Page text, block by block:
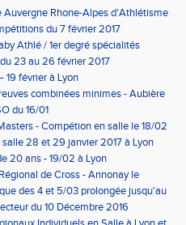
Auvergne Rhone-Alpes d'Athlétisme
du 7 février 2017
Athlé / 1er degré spécialités
23 au 26 février 2017
19 février à Lyon
combinées minimes - Aubière
du 16/01
- Compétion en salle le 18/02
28 et 29 janvier 2017 à Lyon
20 ans - 19/02 à Lyon
de Cross - Annonay le
des 4 et 5/03 prolongée jusqu'au
du 10 Décembre 2016